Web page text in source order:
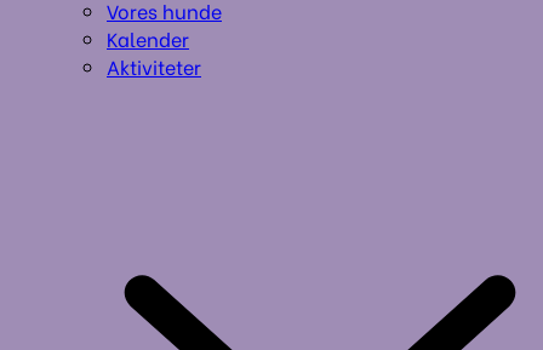
Vores hunde
Kalender
Aktiviteter